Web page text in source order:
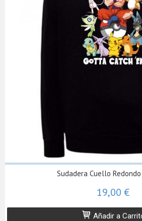
Sudadera Cuello Redondo
19,00 €
Añadir a